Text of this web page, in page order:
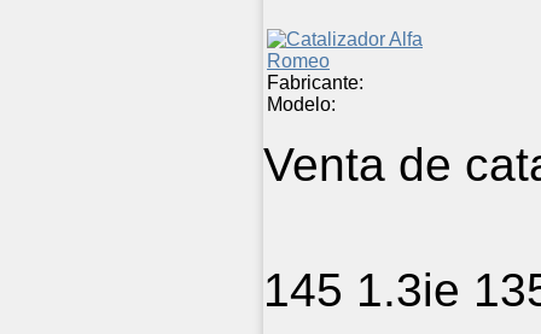
Fabricante:
Modelo:
Venta de
145 1.3ie